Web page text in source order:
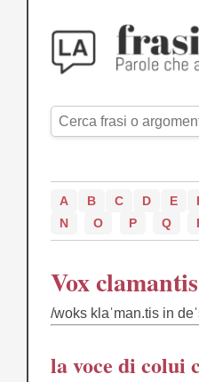
A B C D E
N
O P Q
Vox
/woks klaˈman.tis in
la voce di colui